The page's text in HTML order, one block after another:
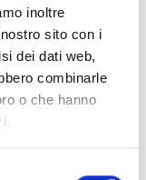
inoltre
sito con i
dei dati web,
combinarle
o che hanno